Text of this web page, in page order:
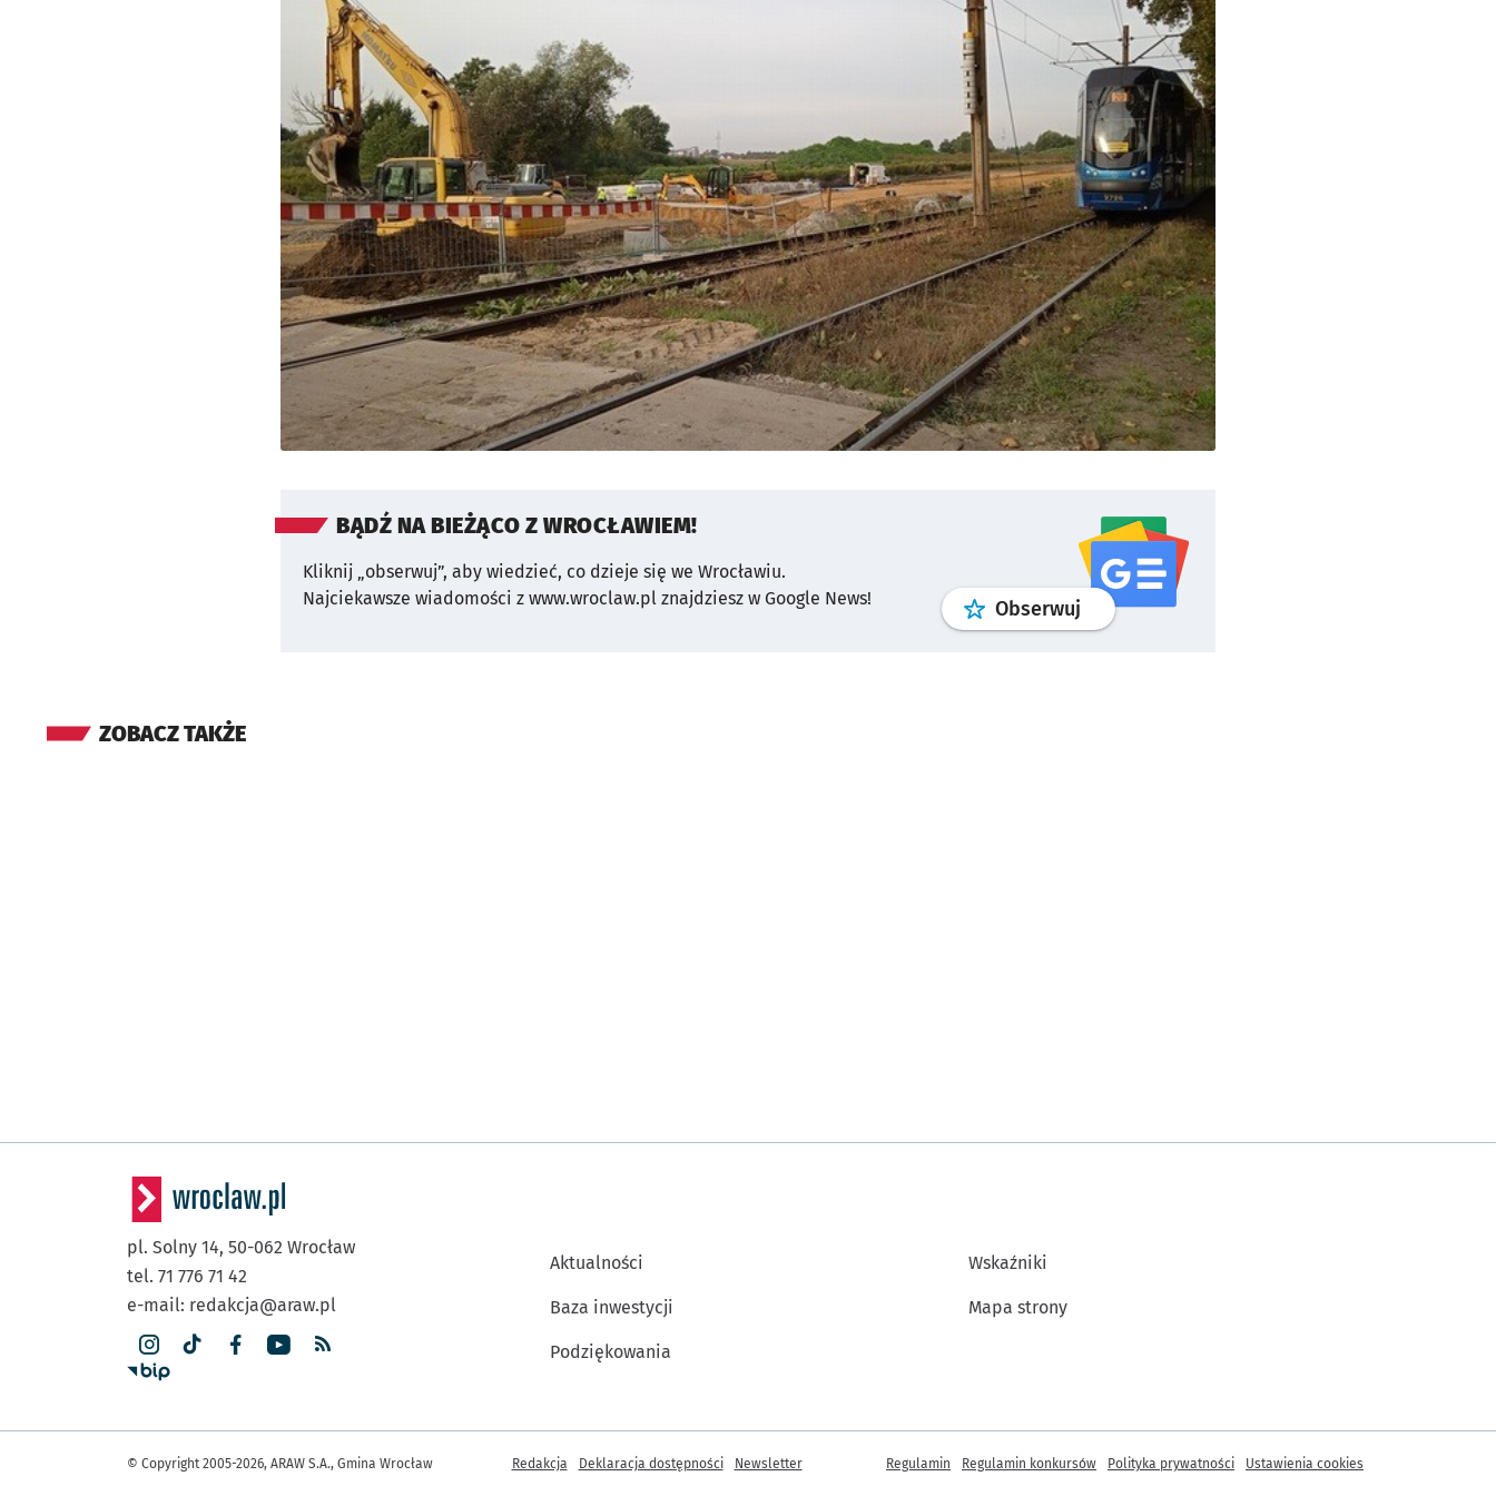
BĄDŹ NA BIEŻĄCO Z WROCŁAWIEM!
Kliknij „obserwuj”, aby wiedzieć, co dzieje się we Wrocławiu.
Najciekawsze wiadomości z www.wroclaw.pl znajdziesz w Google News!
Obserwuj profilgoogle news
ZOBACZ TAKŻE
pl. Solny 14, 50-062 Wrocław
tel. 71 776 71 42
e-mail: redakcja@araw.pl
Aktualności
Baza inwestycji
Podziękowania
Wskaźniki
Mapa strony
© Copyright 2005-2026, ARAW S.A., Gmina Wrocław Inne informacje
Redakcja Deklaracja dostępności Newsletter Regulamin Regulamin konkursów Polityka prywatności Ustawienia cookies